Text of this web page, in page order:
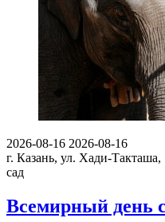
2026-08-16 2026-08-16
г. Казань, ул. Хади-Такташа,
сад
Всемирный день